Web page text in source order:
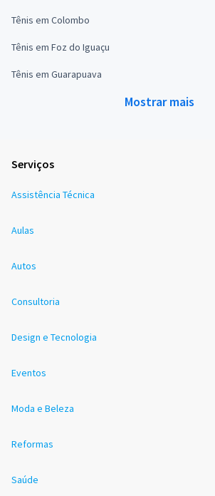
Tênis em Colombo
Tênis em Foz do Iguaçu
Tênis em Guarapuava
Mostrar mais
Serviços
Assistência Técnica
Aulas
Autos
Consultoria
Design e Tecnologia
Eventos
Moda e Beleza
Reformas
Saúde